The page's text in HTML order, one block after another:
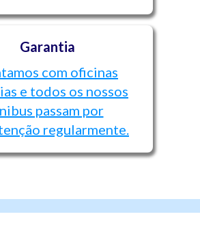
Garantia
com oficinas
e todos os nossos
passam por
regularmente.